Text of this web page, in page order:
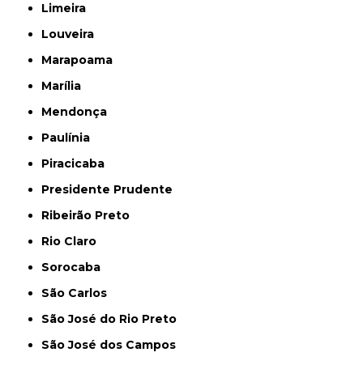
Limeira
Louveira
Marapoama
Marília
Mendonça
Paulínia
Piracicaba
Presidente Prudente
Ribeirão Preto
Rio Claro
Sorocaba
São Carlos
São José do Rio Preto
São José dos Campos